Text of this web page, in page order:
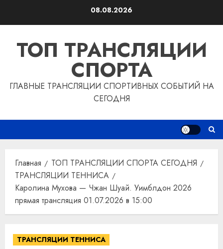
08.08.2026
ТОП ТРАНСЛЯЦИИ
СПОРТА
ГЛАВНЫЕ ТРАНСЛЯЦИИ СПОРТИВНЫХ СОБЫТИЙ НА
СЕГОДНЯ
Главная
ТОП ТРАНСЛЯЦИИ СПОРТА СЕГОДНЯ
ТРАНСЛЯЦИИ ТЕННИСА
Каролина Мухова — Чжан Шуай. Уимблдон 2026
прямая трансляция 01.07.2026 в 15:00
ТРАНСЛЯЦИИ ТЕННИСА